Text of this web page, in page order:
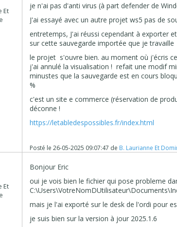
Et
je n'ai pas d'anti virus (à part defender de
J'ai essayé avec un autre projet ws5 pas de
entretemps, J'ai réussi cependant à exporter
sur cette sauvegarde importée que je travaille
le projet s'ouvre bien. au moment où j'écris
j'ai annulé la visualisation ! refait une modif
minustes que la sauvegarde est en cours
%
c'est un site e commerce (réservation de
déconne !
https://letabledespossibles.fr/index.html
Posté le26-05-2025 09:07:47 de B. Laurianne Et
Et
Bonjour Eric
oui je vois bien le fichier qui pose probleme
mais je l'ai exporté sur le desk de l'ordi pour
je suis bien sur la version à jour 2025.1.6